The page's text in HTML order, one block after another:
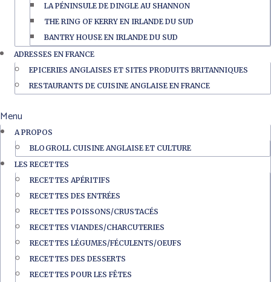
LA PÉNINSULE DE DINGLE AU SHANNON
THE RING OF KERRY EN IRLANDE DU SUD
BANTRY HOUSE EN IRLANDE DU SUD
ADRESSES EN FRANCE
EPICERIES ANGLAISES ET SITES PRODUITS BRITANNIQUES
RESTAURANTS DE CUISINE ANGLAISE EN FRANCE
Menu
A PROPOS
BLOGROLL CUISINE ANGLAISE ET CULTURE
LES RECETTES
RECETTES APÉRITIFS
RECETTES DES ENTRÉES
RECETTES POISSONS/CRUSTACÉS
RECETTES VIANDES/CHARCUTERIES
RECETTES LÉGUMES/FÉCULENTS/OEUFS
RECETTES DES DESSERTS
RECETTES POUR LES FÊTES